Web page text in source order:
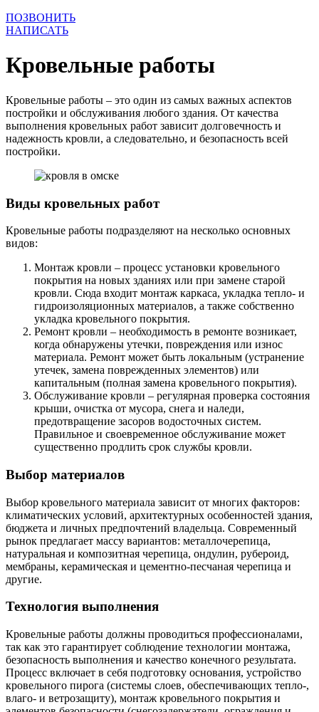
ПОЗВОНИТЬ
НАПИСАТЬ
Кровельные работы
Кровельные работы – это один из самых важных аспектов
постройки и обслуживания любого здания. От качества
выполнения кровельных работ зависит долговечность и
надежность кровли, а следовательно, и безопасность всей
постройки.
Виды кровельных работ
Кровельные работы подразделяют на несколько основных
видов:
Монтаж кровли – процесс установки кровельного
покрытия на новых зданиях или при замене старой
кровли. Сюда входит монтаж каркаса, укладка тепло- и
гидроизоляционных материалов, а также собственно
укладка кровельного покрытия.
Ремонт кровли – необходимость в ремонте возникает,
когда обнаружены утечки, повреждения или износ
материала. Ремонт может быть локальным (устранение
утечек, замена поврежденных элементов) или
капитальным (полная замена кровельного покрытия).
Обслуживание кровли – регулярная проверка состояния
крыши, очистка от мусора, снега и наледи,
предотвращение засоров водосточных систем.
Правильное и своевременное обслуживание может
существенно продлить срок службы кровли.
Выбор материалов
Выбор кровельного материала зависит от многих факторов:
климатических условий, архитектурных особенностей здания,
бюджета и личных предпочтений владельца. Современный
рынок предлагает массу вариантов: металлочерепица,
натуральная и композитная черепица, ондулин, рубероид,
мембраны, керамическая и цементно-песчаная черепица и
другие.
Технология выполнения
Кровельные работы должны проводиться профессионалами,
так как это гарантирует соблюдение технологии монтажа,
безопасность выполнения и качество конечного результата.
Процесс включает в себя подготовку основания, устройство
кровельного пирога (системы слоев, обеспечивающих тепло-,
влаго- и ветрозащиту), монтаж кровельного покрытия и